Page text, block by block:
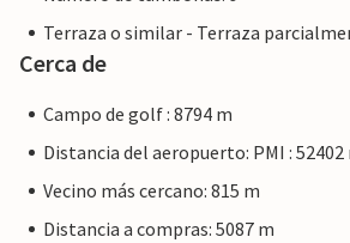
Terraza o similar - Terraza
Cerca de
Campo de golf : 8794 m
Distancia del aeropuerto: PMI : 52402
Vecino más cercano: 815 m
Distancia a compras: 5087 m